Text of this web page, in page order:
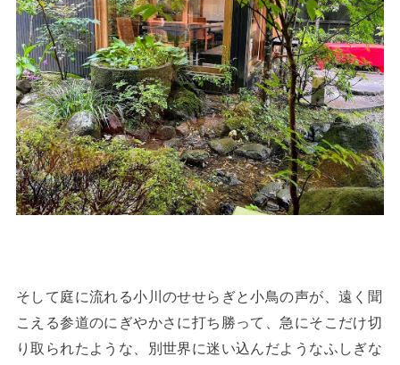
そして庭に流れる小川のせせらぎと小鳥の声が、遠く聞
こえる参道のにぎやかさに打ち勝って、急にそこだけ切
り取られたような、別世界に迷い込んだようなふしぎな